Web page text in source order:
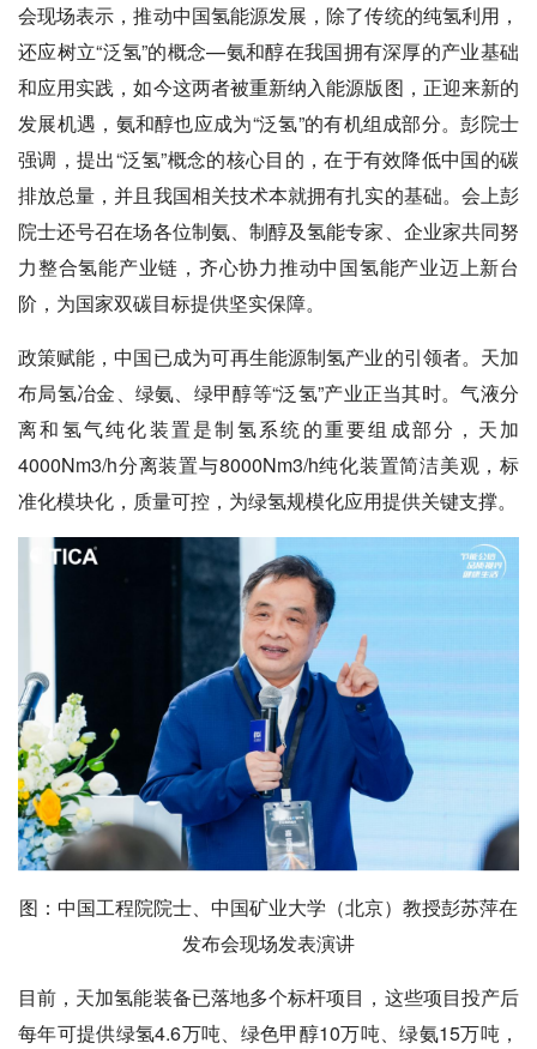
会现场表示，推动中国氢能源发展，除了传统的纯氢利用，
还应树立“泛氢”的概念—氨和醇在我国拥有深厚的产业基础
和应用实践，如今这两者被重新纳入能源版图，正迎来新的
发展机遇，氨和醇也应成为“泛氢”的有机组成部分。彭院士
强调，提出“泛氢”概念的核心目的，在于有效降低中国的碳
排放总量，并且我国相关技术本就拥有扎实的基础。会上彭
院士还号召在场各位制氨、制醇及氢能专家、企业家共同努
力整合氢能产业链，齐心协力推动中国氢能产业迈上新台
阶，为国家双碳目标提供坚实保障。
政策赋能，中国已成为可再生能源制氢产业的引领者。天加
布局氢冶金、绿氨、绿甲醇等“泛氢”产业正当其时。气液分
离和氢气纯化装置是制氢系统的重要组成部分，天加
4000Nm3/h分离装置与8000Nm3/h纯化装置简洁美观，标
准化模块化，质量可控，为绿氢规模化应用提供关键支撑。
图：中国工程院院士、中国矿业大学（北京）教授彭苏萍在
发布会现场发表演讲
目前，天加氢能装备已落地多个标杆项目，这些项目投产后
每年可提供绿氢4.6万吨、绿色甲醇10万吨、绿氨15万吨，